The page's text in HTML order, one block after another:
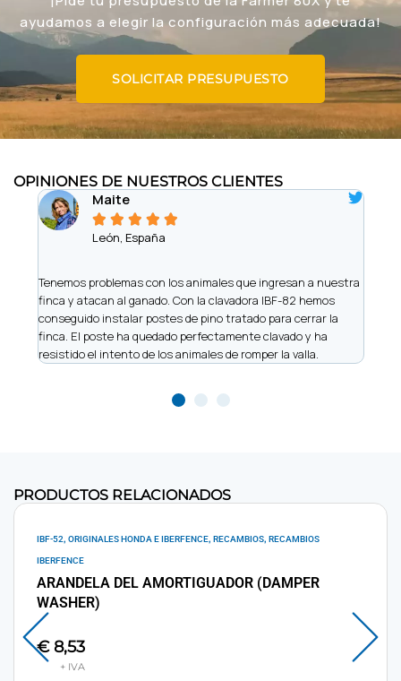
ayudamos a elegir la configuración más adecuada!
SOLICITAR PRESUPUESTO
OPINIONES DE NUESTROS CLIENTES
Maite
    
León, España
Tenemos problemas con los animales que ingresan a nuestra
finca y atacan al ganado. Con la clavadora IBF-82 hemos
conseguido instalar postes de pino tratado para cerrar la
finca. El poste ha quedado perfectamente clavado y ha
resistido el intento de los animales de romper la valla.
PRODUCTOS RELACIONADOS
IBF-52, ORIGINALES HONDA E IBERFENCE, RECAMBIOS, RECAMBIOS
IBERFENCE
ARANDELA DEL AMORTIGUADOR (DAMPER
WASHER)
€8,53